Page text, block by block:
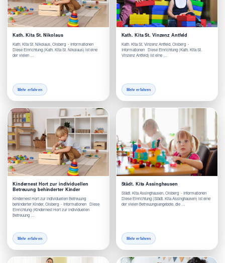
Kath. Kita St. Nikolaus
Kath. Kita St. Nikolaus, Olsberg - Informationen
Diese Einrichtung (Kath. Kita St. Nikolaus) ist eine
der vielen …
Mehr erfahren
Kath. Kita St. Vinzenz Antfeld
Kath. Kita St. Vinzenz Antfeld, Olsberg -
Informationen Diese Einrichtung (Kath. Kita St.
Vinzenz Antfeld) ist eine …
Mehr erfahren
Kindernest Hort zur individuellen
Betreuung behinderter Kinder
Kindernest Hort zur individuellen Betreuung
behinderter Kinder, Olsberg - Informationen Diese
Einrichtung (Kindernest Hort zur individuellen
Betreuung …
Mehr erfahren
Städt. Kita Assinghausen
Städt. Kita Assinghausen, Olsberg - Informationen
Diese Einrichtung (Städt. Kita Assinghausen) ist eine
der vielen Betreuungsangebote, die …
Mehr erfahren